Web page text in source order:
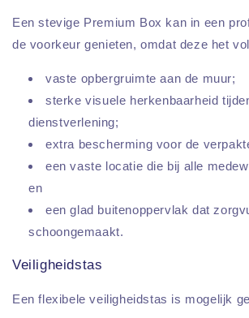
Een stevige Premium Box kan in een
de voorkeur genieten, omdat deze het
vaste opbergruimte aan de muur;
sterke visuele herkenbaarheid
dienstverlening;
extra bescherming voor de
een vaste locatie die bij alle
en
een glad buitenoppervlak dat
schoongemaakt.
Veiligheidstas
Een flexibele veiligheidstas is mogelijk